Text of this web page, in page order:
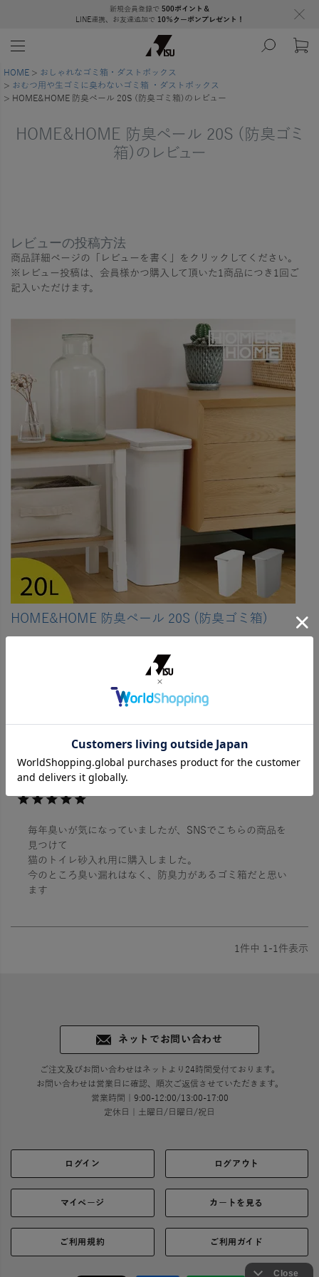
新規会員登録で 500ポイント＆
LINE連携、お友達追加で 10％クーポンプレゼント！
HOME
おしゃれなゴミ箱・ダストボックス
おむつ用や生ゴミに臭わないゴミ箱 ・ダストボックス
HOME&HOME 防臭ペール 20S (防臭ゴミ箱)のレビュー
HOME&HOME 防臭ペール 20S (防臭ゴミ
箱)のレビュー
レビューの投稿方法
商品詳細ページの「レビューを書く」をクリックしてください。
※レビュー投稿は、会員様かつ購入して頂いた1商品につき1回ご
記入いただけます。
HOME&HOME 防臭ペール 20S (防臭ゴミ箱)
1件中
キティ
毎年臭いが気になっていましたが、SNSでこちらの商品を
見つけて
猫のトイレ砂入れ用に購入しました。
今のところ臭い漏れはなく、防臭力があるゴミ箱だと思い
ます
1件中 1-1件表示
ネットでお問い合わせ
ご注文及びお問い合わせはネットより24時間受付ております。
お問い合わせは営業日に確認、順次ご返信させていただきます。
営業時間｜9:00-12:00/13:00-17:00
定休日｜土曜日/日曜日/祝日
ログイン ログアウト
マイページ カートを見る
ご利用規約 ご利用ガイド